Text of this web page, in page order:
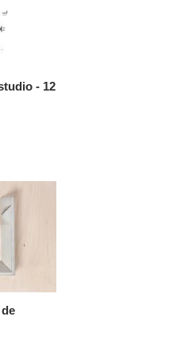
- 12